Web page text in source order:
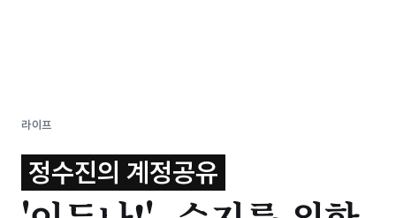
라이프
정수진의 계정공유